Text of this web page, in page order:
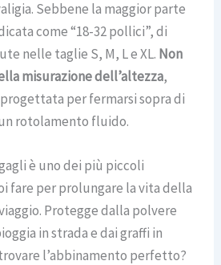
Sebbene la maggior parte
come “18-32 pollici”, di
nelle taglie S, M, L e XL. Non
misurazione dell’altezza,
per fermarsi sopra di
rotolamento fluido.
è uno dei più piccoli
fare per prolungare la vita della
Protegge dalla polvere
in strada e dai graffi in
l’abbinamento perfetto?